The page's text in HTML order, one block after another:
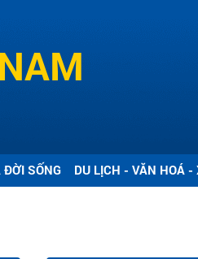
SỐNG DU LỊCH - VĂN HOÁ -